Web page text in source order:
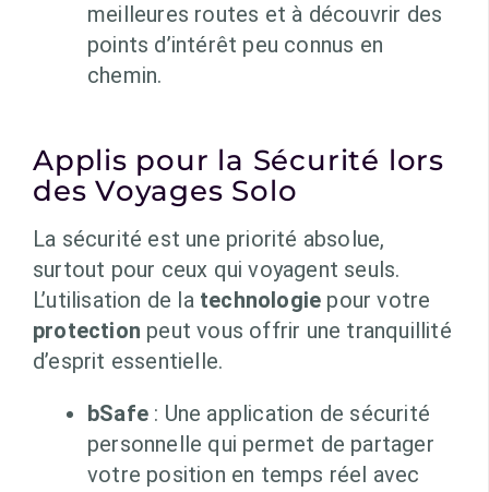
meilleures routes et à découvrir des
points d’intérêt peu connus en
chemin.
Applis pour la Sécurité lors
des Voyages Solo
La sécurité est une priorité absolue,
surtout pour ceux qui voyagent seuls.
L’utilisation de la technologie pour votre
protection peut vous offrir une tranquillité
d’esprit essentielle.
bSafe : Une application de sécurité
personnelle qui permet de partager
votre position en temps réel avec